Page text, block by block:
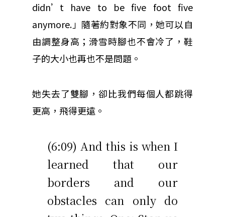
didn’t have to be five foot five
anymore.」隨著約對象不同，她可以自
由調整身高；滑雪時腳也不會冷了，鞋
子的大小也再也不是問題。
她失去了雙腳，卻比我們每個人都跳得
更高，飛得更遠。
(6:09) And this is when I
learned that our
borders and our
obstacles can only do